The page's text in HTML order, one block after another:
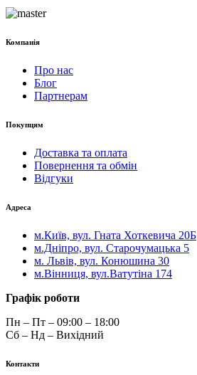
Компанія
Про нас
Блог
Партнерам
Покупцям
Доставка та оплата
Повернення та обмін
Відгуки
Адреса
м.Київ, вул. Гната Хоткевича 20Б
м.Дніпро, вул. Старочумацька 5
м. Львів, вул. Конюшина 30
м.Вінниця, вул.Ватутіна 174
Графік роботи
Пн – Пт – 09:00 – 18:00
Сб – Нд – Вихідний
Контакти